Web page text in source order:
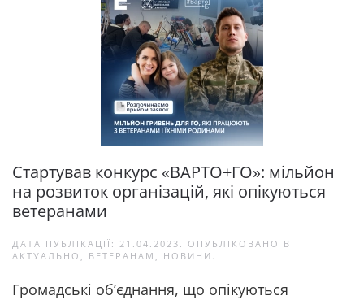
Стартував конкурс «ВАРТО+ГО»: мільйон
на розвиток організацій, які опікуються
ветеранами
ДАТА ПУБЛІКАЦІЇ: 21.04.2023 . ОПУБЛІКОВАНО В
АКТУАЛЬНО , ВЕТЕРАНАМ , НОВИНИ .
Громадські обʼєднання, що опікуються